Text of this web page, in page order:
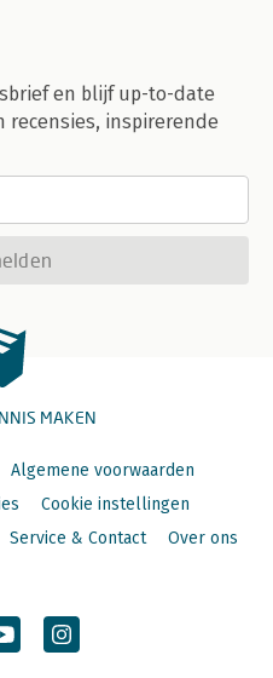
en blijf up-to-date
recensies, inspirerende
MAKEN
Algemene voorwaarden
Cookie instellingen
Service & Contact Over ons